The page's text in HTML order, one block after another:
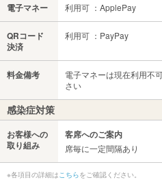
電子マネー 利用可 ：ApplePay
QRコード
決済
利用可 ：PayPay
料金備考
電子マネーは現在利用不
さい
感染症対策
お客様への
取り組み
客席へのご案内
席毎に一定間隔あり
※各項目の詳細は こちらをご確認ください。